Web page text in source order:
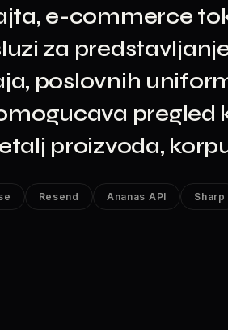
e-commerce
za
poslovnih
pregled
proizvoda,
Resend Ananas API Sharp